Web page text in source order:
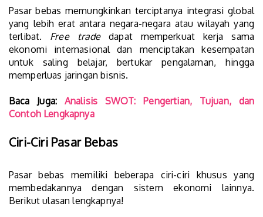
Pasar bebas memungkinkan terciptanya integrasi global
yang lebih erat antara negara-negara atau wilayah yang
terlibat. Free tradedapat memperkuat kerja sama
ekonomi internasional dan menciptakan kesempatan
untuk saling belajar, bertukar pengalaman, hingga
memperluas jaringan bisnis.
Baca Juga: Analisis SWOT: Pengertian, Tujuan, dan
Contoh Lengkapnya
Ciri-Ciri Pasar Bebas
Pasar bebas memiliki beberapa ciri-ciri khusus yang
membedakannya dengan sistem ekonomi lainnya.
Berikut ulasan lengkapnya!